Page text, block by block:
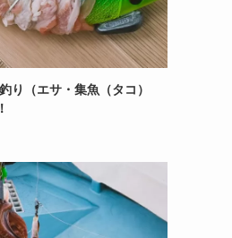
り（エサ・集魚（タコ）